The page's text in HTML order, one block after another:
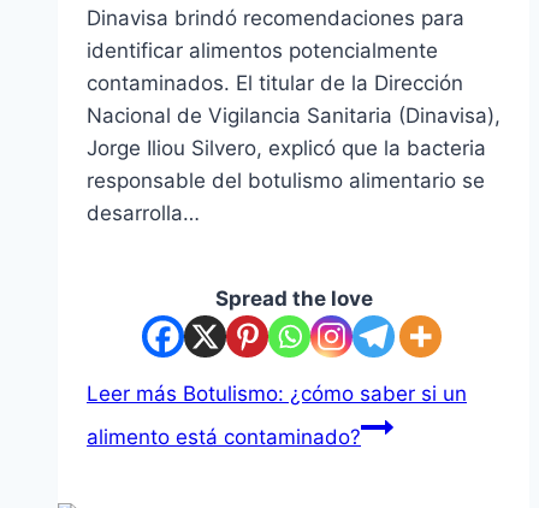
Dinavisa brindó recomendaciones para
identificar alimentos potencialmente
contaminados. El titular de la Dirección
Nacional de Vigilancia Sanitaria (Dinavisa),
Jorge Iliou Silvero, explicó que la bacteria
responsable del botulismo alimentario se
desarrolla…
Spread the love
Leer más Botulismo: ¿cómo saber si un
alimento está contaminado?